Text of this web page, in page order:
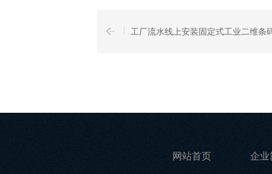
工厂流水线上安装固定式工业二维条
网站首页 企业